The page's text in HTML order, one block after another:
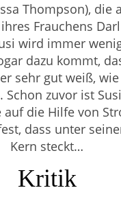
Thompson),
Frauchens
wird immer
dazu kommt,
sehr gut weiß,
Schon zuvor ist
die Hilfe von
dass unter
Kern steckt…
Kritik